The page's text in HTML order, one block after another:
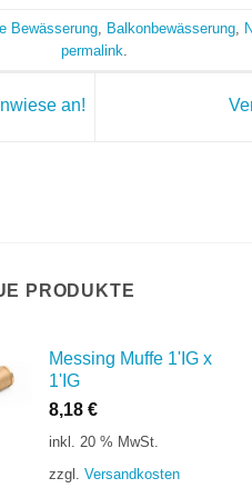
Bewässerung, Balkonbewässerung,
permalink
an!
PRODUKTE
Messing Muffe 1'IG x
1'IG
8,18 €
inkl. 20 % MwSt.
zzgl. Versandkosten